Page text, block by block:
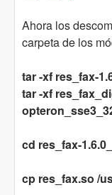
Ahora los
carpeta de los
tar -xf res_fax-
tar -xf
cd res_fax-
cp res_fax.so /